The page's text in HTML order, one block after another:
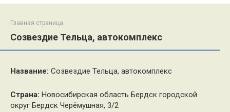
Главная страница
Созвездие Тельца, автокомплекс
Название: Созвездие Тельца, автокомплекс
Страна: Новосибирская область Бердск городской
округ Бердск Черёмушная, 3/2